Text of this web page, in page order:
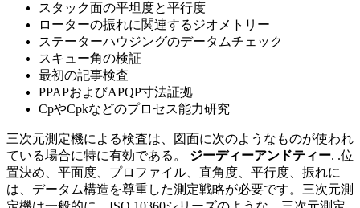
スタック面の平坦度と平行度
ローターの振れに関連するジオメトリー
ステーターハウジングのデータムチェック
スキュー角の検証
最初の記事検査
PPAPおよびAPQP寸法証拠
CpやCpkなどのプロセス能力研究
三次元測定機による検査は、図面に次のようなものが使われ
ている場合に特に有効である。 ジーディーアンドティー. .位
置決め、平面度、プロファイル、直角度、平行度、振れに
は、データム構造を尊重した測定戦略が必要です。三次元測